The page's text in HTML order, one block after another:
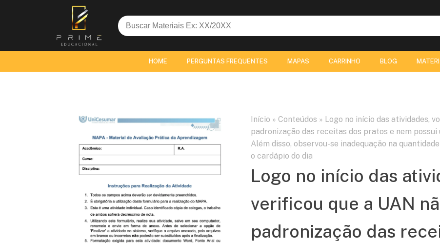
Search
for:
HOME PERGUNTAS FREQUENTES MAPAS CARRINHO BLOG
Início » Conteúdos » Logo no início das atividades,
padronização das receitas dos pratos e nem
Além disso, observou-se inadequação na
o cardápio do dia
Logo no início das
verificou que a UAN
padronização das